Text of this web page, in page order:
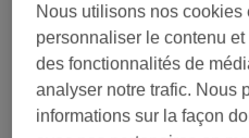
Nous utilisons nos cookies
personnaliser le contenu
des fonctionnalités de
analyser notre trafic. Nous
informations sur la façon